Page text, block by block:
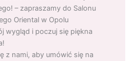
– zapraszamy do Salonu
Oriental w Opolu
wygląd i poczuj się piękna
z nami, aby umówić się na